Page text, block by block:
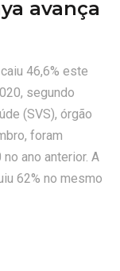
avança
46,6% este
segundo
(SVS), órgão
foram
ano anterior. A
62% no mesmo